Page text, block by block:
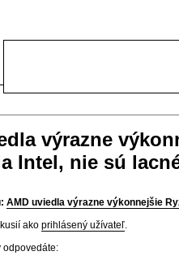
výrazne
Intel, nie sú
AMD uviedla výrazne výkonnejšie
ako prihlásený užívateľ.
odpovedáte: